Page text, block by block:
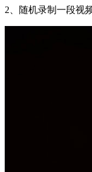
2、随机录制一段视